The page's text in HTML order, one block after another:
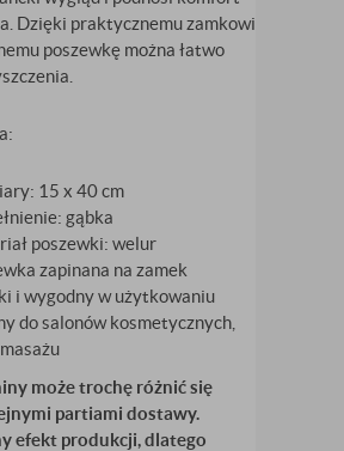
Dzięki praktycznemu zamkowi
poszewkę można łatwo
15 x 40 cm
gąbka
poszewki: welur
zapinana na zamek
i wygodny w użytkowaniu
do salonów kosmetycznych,
może trochę różnić się
partiami dostawy.
efekt produkcji, dlatego